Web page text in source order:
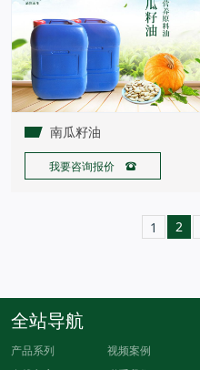
南瓜籽油
我要咨询报价 
1 2
全站导航
产品系列 视频案例